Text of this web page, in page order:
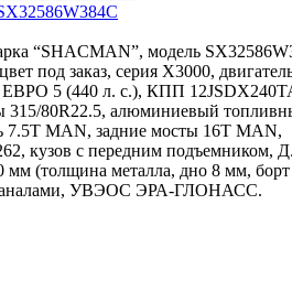
“SHACMAN”, модель
под заказ, серия Х3000,
ЕВРО 5 (440 л. с.), КПП
315/80R22.5, алюминиевый
7.5T MAN, задние мосты 16T MAN,
кузов с передним подъемником,
мм (толщина металла, дно 8 мм,
УВЭОС ЭРА-ГЛОНАСС.